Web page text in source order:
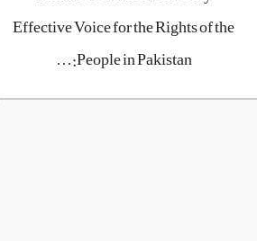
Effective Voice for the Rights of the
People in Pakistan:…